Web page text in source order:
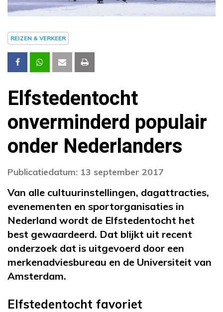
REIZEN & VERKEER
Elfstedentocht
onverminderd populair
onder Nederlanders
Publicatiedatum: 13 september 2017
Van alle cultuurinstellingen, dagattracties,
evenementen en sportorganisaties in
Nederland wordt de Elfstedentocht het
best gewaardeerd. Dat blijkt uit recent
onderzoek dat is uitgevoerd door een
merkenadviesbureau en de Universiteit van
Amsterdam.
Elfstedentocht favoriet